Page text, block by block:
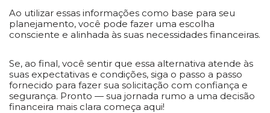
Ao utilizar essas informações como base para seu
planejamento, você pode fazer uma escolha
consciente e alinhada às suas necessidades financeiras.
Se, ao final, você sentir que essa alternativa atende às
suas expectativas e condições, siga o passo a passo
fornecido para fazer sua solicitação com confiança e
segurança. Pronto — sua jornada rumo a uma decisão
financeira mais clara começa aqui!